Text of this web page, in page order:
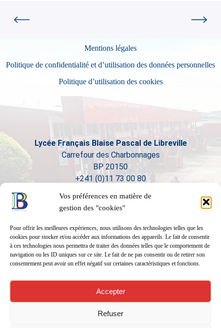
Vos préférences en matière de
gestion des "cookies"
Pour offrir les meilleures expériences, nous utilisons des technologies telles que les
cookies pour stocker et/ou accéder aux informations des appareils. Le fait de consentir
à ces technologies nous permettra de traiter des données telles que le comportement de
navigation ou les ID uniques sur ce site. Le fait de ne pas consentir ou de retirer son
consentement peut avoir un effet négatif sur certaines caractéristiques et fonctions.
Accepter
Refuser
Mentions légales
Politique de confidentialité et d’utilisation des données personnelles
Politique d’utilisation des cookies
Lycée Français Blaise Pascal de Libreville
Carrefour des Charbonnages
BP 20150
+241 (0)11 73 00 80